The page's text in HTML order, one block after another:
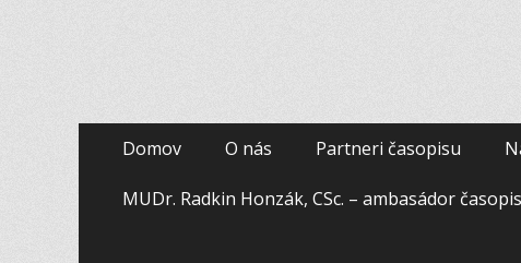
Primary
Skip
content
Domov O nás Partneri časopisu
MUDr. Radkin Honzák, CSc. – ambasádor